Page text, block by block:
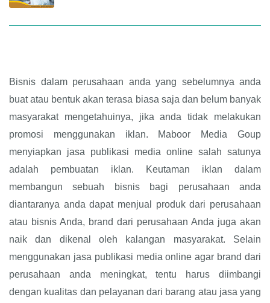
Bisnis dalam perusahaan anda yang sebelumnya anda
buat atau bentuk akan terasa biasa saja dan belum banyak
masyarakat mengetahuinya, jika anda tidak melakukan
promosi menggunakan iklan. Maboor Media Goup
menyiapkan jasa publikasi media online salah satunya
adalah pembuatan iklan. Keutaman iklan dalam
membangun sebuah bisnis bagi perusahaan anda
diantaranya anda dapat menjual produk dari perusahaan
atau bisnis Anda, brand dari perusahaan Anda juga akan
naik dan dikenal oleh kalangan masyarakat. Selain
menggunakan jasa publikasi media online agar brand dari
perusahaan anda meningkat, tentu harus diimbangi
dengan kualitas dan pelayanan dari barang atau jasa yang